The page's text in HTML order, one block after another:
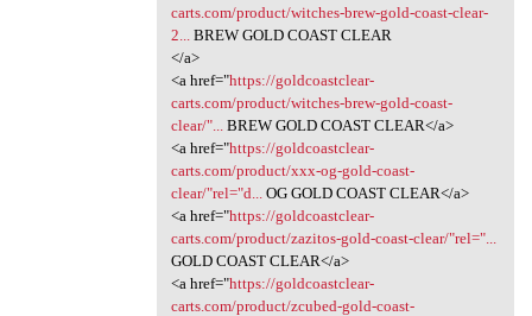
carts.com/product/witches-brew-gold-coast-clear-
2...
BREW GOLD COAST CLEAR
</a>
<a href="https://goldcoastclear-
carts.com/product/witches-brew-gold-coast-
clear/"...
BREW GOLD COAST CLEAR</a>
<a href="https://goldcoastclear-
carts.com/product/xxx-og-gold-coast-
clear/"rel="d...
OG GOLD COAST CLEAR</a>
<a href="https://goldcoastclear-
carts.com/product/zazitos-gold-coast-clear/"rel="...
GOLD COAST CLEAR</a>
<a href="https://goldcoastclear-
carts.com/product/zcubed-gold-coast-